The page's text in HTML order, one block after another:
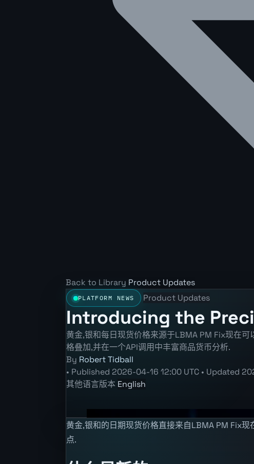
Back to Library Product Updates
PLATFORM NEWS Product Updates
Introducing the
黄金,银和每日现货价格来源于LBMA PM Fix现在
格叠加,并在一个API调用中丰富商品货币分析.
By Robert Tidball
• Published 2026-04-16 12:00 UTC • Updated
其他语言版本 English
黄金,银和的日期现货价格直接来自LBMA PM Fix
点.